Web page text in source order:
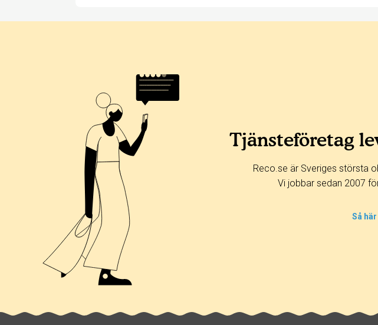
Tjänsteföretag
Reco.se är Sveriges största
Vi jobbar sedan 2007
Så